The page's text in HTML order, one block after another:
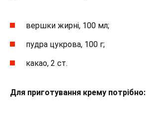
вершки жирні, 100 мл;
пудра цукрова, 100 г;
какао, 2 ст.
Для приготування крему потрібно: